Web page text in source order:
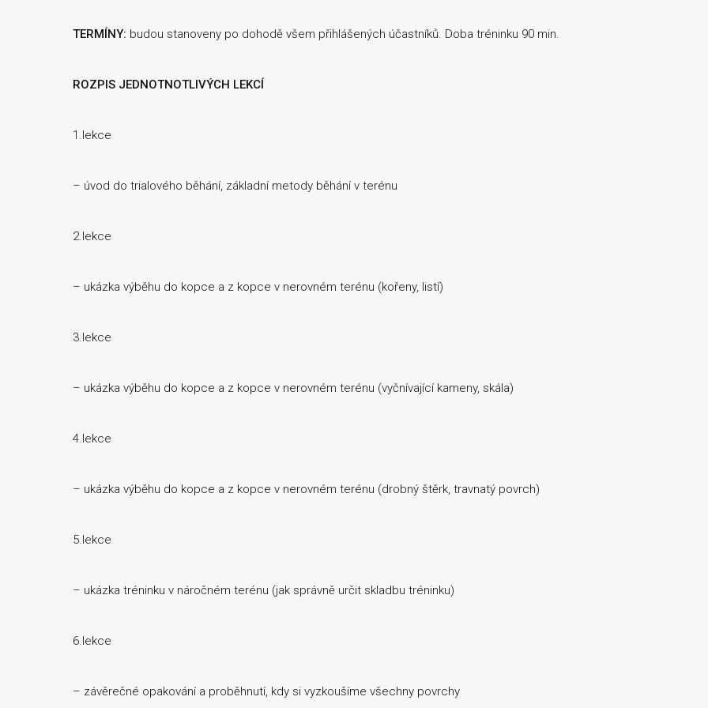
TERMÍNY: budou stanoveny po dohodě všem přihlášených účastníků. Doba tréninku 90 min.
ROZPIS JEDNOTNOTLIVÝCH LEKCÍ
1.lekce
– úvod do trialového běhání, základní metody běhání v terénu
2.lekce
– ukázka výběhu do kopce a z kopce v nerovném terénu (kořeny, listí)
3.lekce
– ukázka výběhu do kopce a z kopce v nerovném terénu (vyčnívající kameny, skála)
4.lekce
– ukázka výběhu do kopce a z kopce v nerovném terénu (drobný štěrk, travnatý povrch)
5.lekce
– ukázka tréninku v náročném terénu (jak správně určit skladbu tréninku)
6.lekce
– závěrečné opakování a proběhnutí, kdy si vyzkoušíme všechny povrchy